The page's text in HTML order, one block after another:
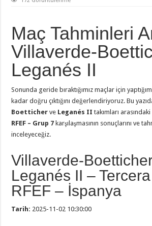
Maç Tahminleri
Villaverde-
Leganés II
Sonunda geride bıraktığımız maçlar için
kadar doğru çıktığını değerlendiriyoruz. Bu
Boetticher ve Leganés II takımları arasındaki
RFEF – Grup 7 karşılaşmasının sonuçlarını ve
inceleyeceğiz.
Villaverde-
Leganés II –
RFEF – İspanya
Tarih: 2025-11-02 10:30:00